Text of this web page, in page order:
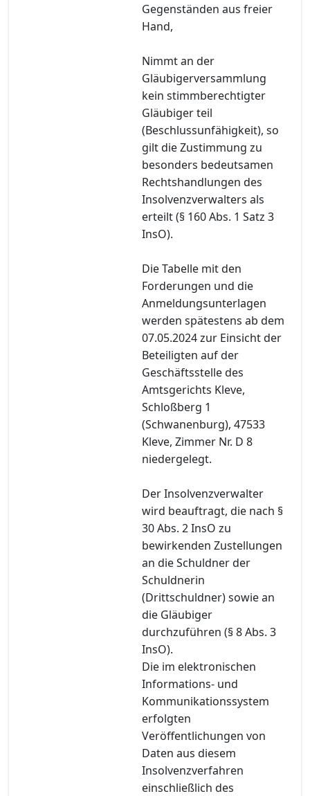
Gegenständen aus freier
Hand,
Nimmt an der
Gläubigerversammlung
kein stimmberechtigter
Gläubiger teil
(Beschlussunfähigkeit), so
gilt die Zustimmung zu
besonders bedeutsamen
Rechtshandlungen des
Insolvenzverwalters als
erteilt (§ 160 Abs. 1 Satz 3
InsO).
Die Tabelle mit den
Forderungen und die
Anmeldungsunterlagen
werden spätestens ab dem
07.05.2024 zur Einsicht der
Beteiligten auf der
Geschäftsstelle des
Amtsgerichts Kleve,
Schloßberg 1
(Schwanenburg), 47533
Kleve, Zimmer Nr. D 8
niedergelegt.
Der Insolvenzverwalter
wird beauftragt, die nach §
30 Abs. 2 InsO zu
bewirkenden Zustellungen
an die Schuldner der
Schuldnerin
(Drittschuldner) sowie an
die Gläubiger
durchzuführen (§ 8 Abs. 3
InsO).
Die im elektronischen
Informations- und
Kommunikationssystem
erfolgten
Veröffentlichungen von
Daten aus diesem
Insolvenzverfahren
einschließlich des